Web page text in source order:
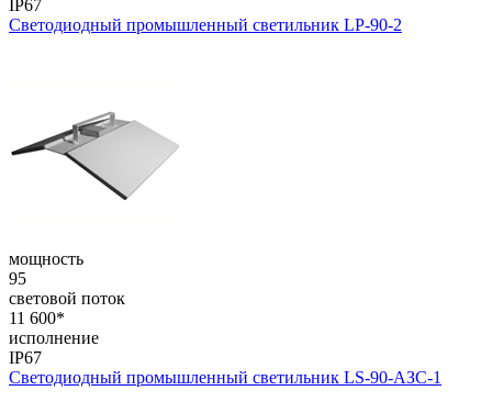
IP67
Светодиодный промышленный светильник LP-90-2
мощность
95
световой поток
11 600*
исполнение
IP67
Светодиодный промышленный светильник LS-90-АЗС-1